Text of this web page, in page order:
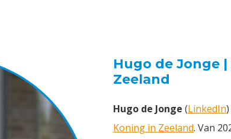
Hugo de Jonge
Zeeland
Hugo de Jonge (LinkedIn
Koning in Zeeland. Van